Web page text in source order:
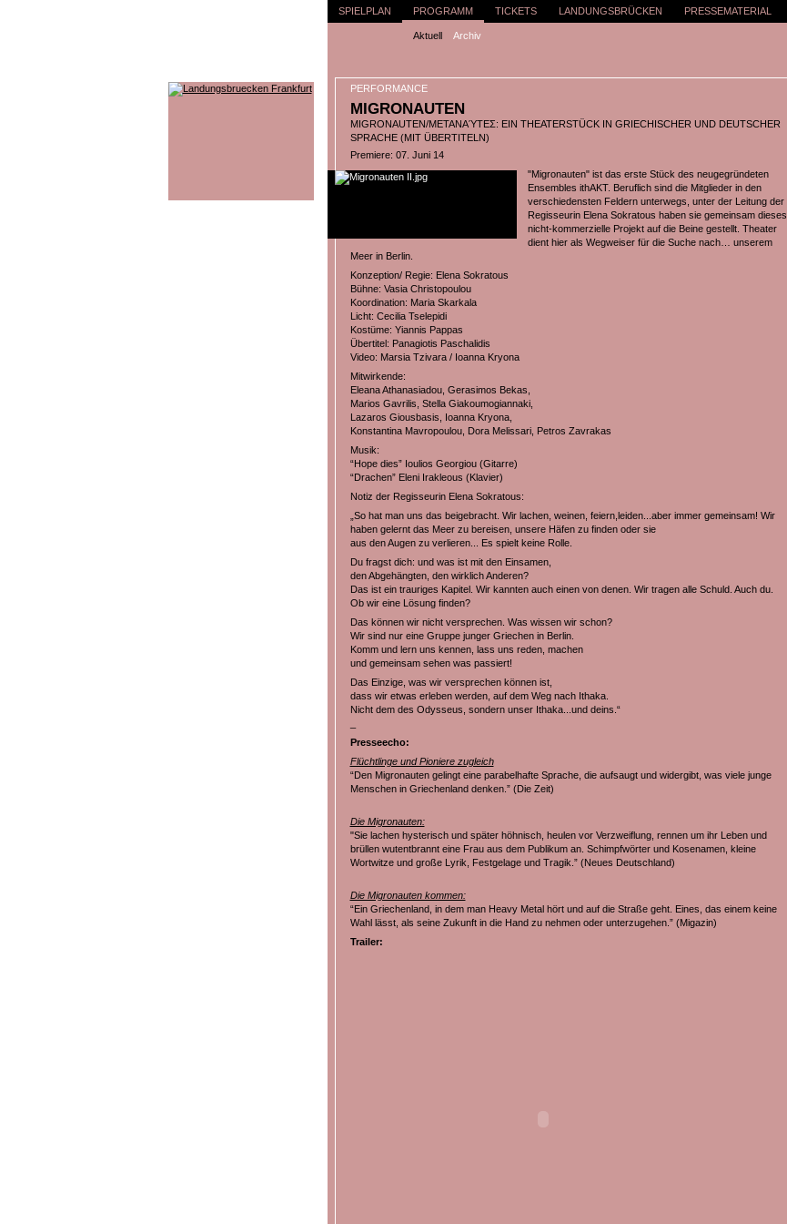
SPIELPLAN PROGRAMM
Aktuell Archiv
TICKETS LANDUNGSBRÜCKEN PRESSEMATERIAL
PERFORMANCE
MIGRONAUTEN
MIGRONAUTEN/ΜΕΤΑΝΑΎΤΕΣ: EIN THEATERSTÜCK IN GRIECHISCHER UND DEUTSCHER
SPRACHE (MIT ÜBERTITELN)
Premiere: 07. Juni 14
"Migronauten" ist das erste Stück des neugegründeten
Ensembles ithAKT. Beruflich sind die Mitglieder in den
verschiedensten Feldern unterwegs, unter der Leitung der
Regisseurin Elena Sokratous haben sie gemeinsam dieses
nicht-kommerzielle Projekt auf die Beine gestellt. Theater
dient hier als Wegweiser für die Suche nach… unserem
Meer in Berlin.
Konzeption/ Regie: Elena Sokratous
Bühne: Vasia Christopoulou
Koordination: Maria Skarkala
Licht: Cecilia Tselepidi
Kostüme: Yiannis Pappas
Übertitel: Panagiotis Paschalidis
Video: Marsia Tzivara / Ioanna Kryona
Mitwirkende:
Eleana Athanasiadou, Gerasimos Bekas,
Marios Gavrilis, Stella Giakoumogiannaki,
Lazaros Giousbasis, Ioanna Kryona,
Konstantina Mavropoulou, Dora Melissari, Petros Zavrakas
Musik:
“Hope dies” Ioulios Georgiou (Gitarre)
“Drachen” Eleni Irakleous (Klavier)
Notiz der Regisseurin Elena Sokratous:
„So hat man uns das beigebracht. Wir lachen, weinen, feiern,leiden...aber immer gemeinsam! Wir
haben gelernt das Meer zu bereisen, unsere Häfen zu finden oder sie
aus den Augen zu verlieren... Es spielt keine Rolle.
Du fragst dich: und was ist mit den Einsamen,
den Abgehängten, den wirklich Anderen?
Das ist ein trauriges Kapitel. Wir kannten auch einen von denen. Wir tragen alle Schuld. Auch du.
Ob wir eine Lösung finden?
Das können wir nicht versprechen. Was wissen wir schon?
Wir sind nur eine Gruppe junger Griechen in Berlin.
Komm und lern uns kennen, lass uns reden, machen
und gemeinsam sehen was passiert!
Das Einzige, was wir versprechen können ist,
dass wir etwas erleben werden, auf dem Weg nach Ithaka.
Nicht dem des Odysseus, sondern unser Ithaka...und deins.“
Presseecho:
Flüchtlinge und Pioniere zugleich
“Den Migronauten gelingt eine parabelhafte Sprache, die aufsaugt und widergibt, was viele junge
Menschen in Griechenland denken.” (Die Zeit)
Die Migronauten:
"Sie lachen hysterisch und später höhnisch, heulen vor Verzweiflung, rennen um ihr Leben und
brüllen wutentbrannt eine Frau aus dem Publikum an. Schimpfwörter und Kosenamen, kleine
Wortwitze und große Lyrik, Festgelage und Tragik.” (Neues Deutschland)
Die Migronauten kommen:
“Ein Griechenland, in dem man Heavy Metal hört und auf die Straße geht. Eines, das einem keine
Wahl lässt, als seine Zukunft in die Hand zu nehmen oder unterzugehen.” (Migazin)
Trailer: